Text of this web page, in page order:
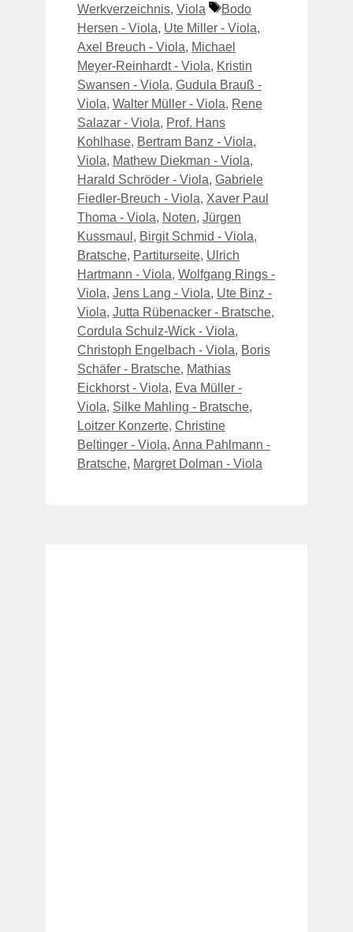
Werkverzeichnis, Viola Schlagwörter
Bodo
Hersen - Viola, Ute Miller - Viola,
Axel Breuch - Viola, Michael
Meyer-Reinhardt - Viola, Kristin
Swansen - Viola, Gudula Brauß -
Viola, Walter Müller - Viola, Rene
Salazar - Viola, Prof. Hans
Kohlhase, Bertram Banz - Viola,
Viola, Mathew Diekman - Viola,
Harald Schröder - Viola, Gabriele
Fiedler-Breuch - Viola, Xaver Paul
Thoma - Viola, Noten, Jürgen
Kussmaul , Birgit Schmid - Viola,
Bratsche, Partiturseite, Ulrich
Hartmann - Viola, Wolfgang Rings -
Viola, Jens Lang - Viola, Ute Binz -
Viola, Jutta Rübenacker - Bratsche,
Cordula Schulz-Wick - Viola,
Christoph Engelbach - Viola, Boris
Schäfer - Bratsche, Mathias
Eickhorst - Viola, Eva Müller -
Viola, Silke Mahling - Bratsche,
Loitzer Konzerte, Christine
Beltinger - Viola, Anna Pahlmann -
Bratsche, Margret Dolman - Viola